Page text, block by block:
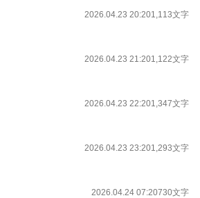
語。
が絶望の中見つけた希望は○年後に花開く」では
件
2026.04.23 20:201,113文字
2026.04.23 21:201,122文字
2026.04.23 22:201,347文字
2026.04.23 23:201,293文字
2026.04.24 07:20730文字